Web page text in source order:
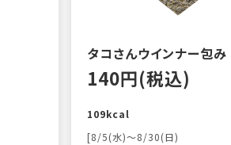
タコさんウインナー包み
140円(税込)
109kcal
[8/5(水)～8/30(日)